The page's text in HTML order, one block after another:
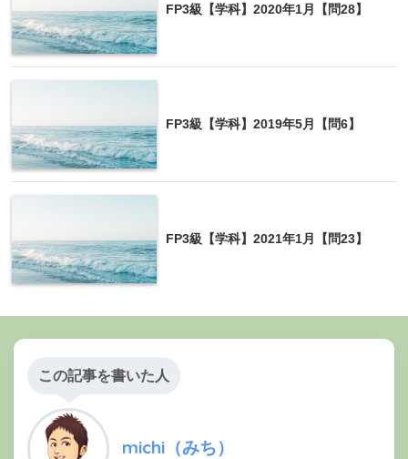
FP3級【学科】2020年1月【問28】
FP3級【学科】2019年5月【問6】
FP3級【学科】2021年1月【問23】
この記事を書いた人
michi（みち）